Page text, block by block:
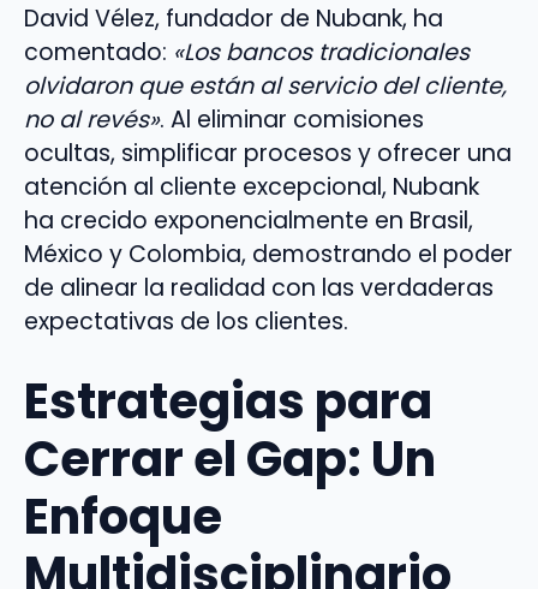
David Vélez, fundador de Nubank, ha
comentado: «Los bancos tradicionales
olvidaron que están al servicio del cliente,
no al revés». Al eliminar comisiones
ocultas, simplificar procesos y ofrecer una
atención al cliente excepcional, Nubank
ha crecido exponencialmente en Brasil,
México y Colombia, demostrando el poder
de alinear la realidad con las verdaderas
expectativas de los clientes.
Estrategias para
Cerrar el Gap: Un
Enfoque
Multidisciplinario